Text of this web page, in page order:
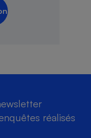
réalisés